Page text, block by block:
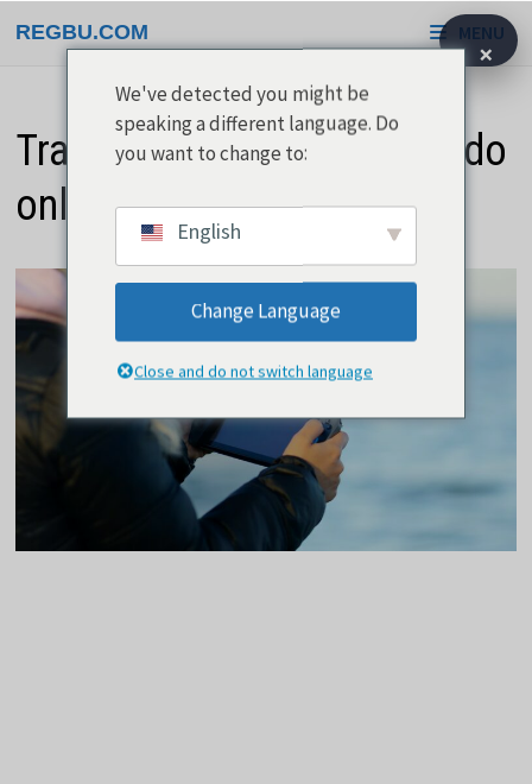
para
REGBU.COM MENU
Travian - Construir um mundo
online
×
We've detected you might be
speaking a different language. Do
you want to change to:
English
Change Language
Close and do not switch language